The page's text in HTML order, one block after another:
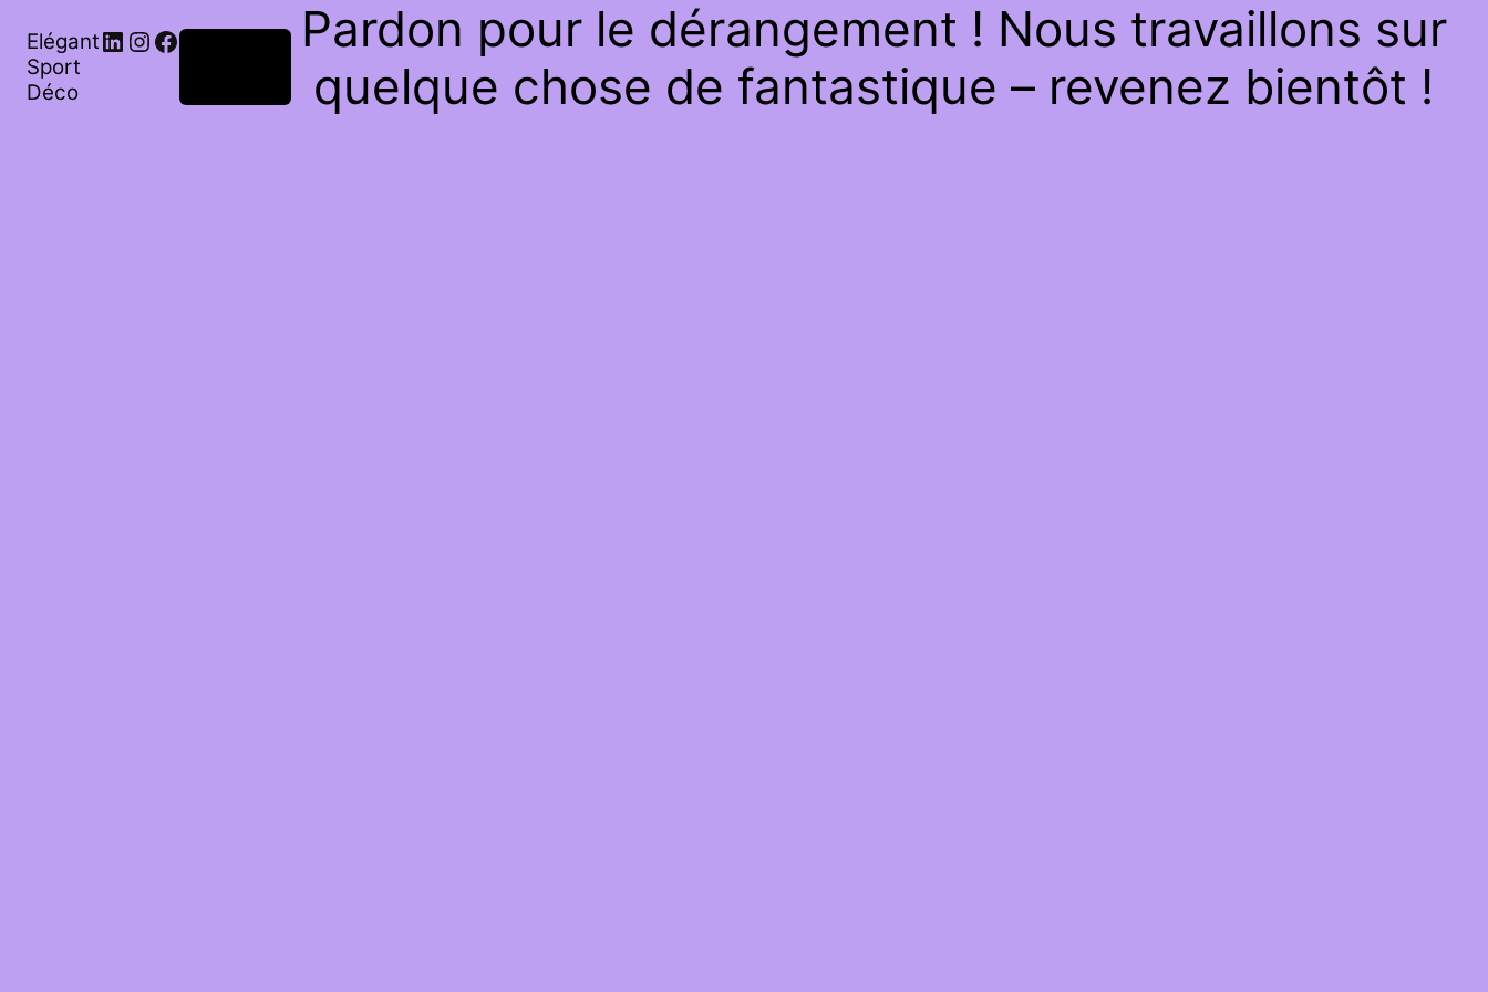
Elégant
Sport
Déco
Pardon pour le dérangement ! Nous travaillons sur
quelque chose de fantastique – revenez bientôt !